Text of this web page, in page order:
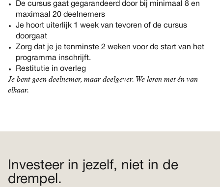
De cursus gaat gegarandeerd door bij minimaal 8 en
maximaal 20 deelnemers
Je hoort uiterlijk 1 week van tevoren of de cursus
doorgaat
Zorg dat je je tenminste 2 weken voor de start van het
programma inschrijft.
Restitutie in overleg
Je bent geen deelnemer, maar deelgever. We leren met én van
elkaar.
Investeer in jezelf, niet in de
drempel.